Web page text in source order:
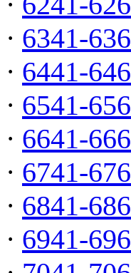
· 6341-
· 6441-
· 6541-
· 6641-
· 6741-
· 6841-
· 6941-